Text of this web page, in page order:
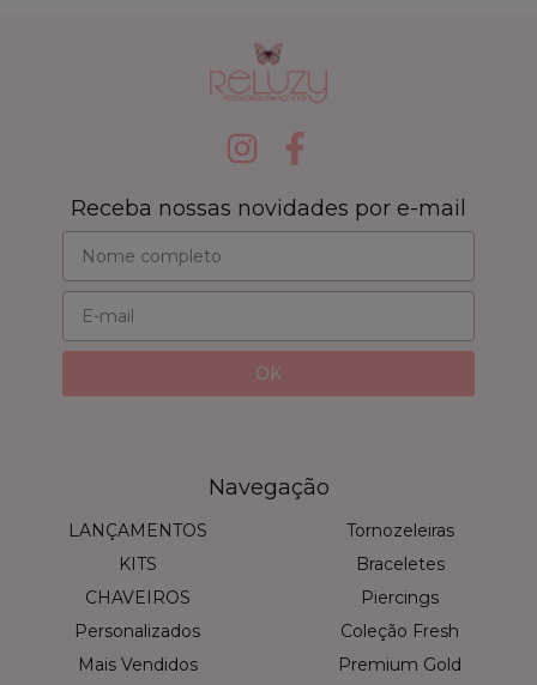
Receba nossas novidades por e-mail
Navegação
LANÇAMENTOS
KITS
CHAVEIROS
Personalizados
Mais Vendidos
Tornozeleiras
Braceletes
Piercings
Coleção Fresh
Premium Gold